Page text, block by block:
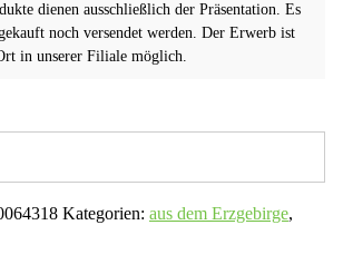
dienen ausschließlich der Präsentation. Es
noch versendet werden. Der Erwerb ist
in unserer Filiale möglich.
Kategorien: aus dem Erzgebirge,